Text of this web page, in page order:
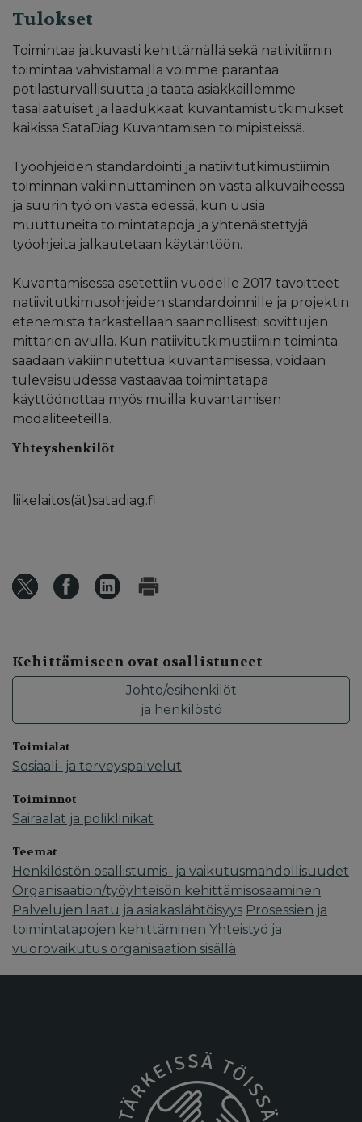
Tulokset
Toimintaa jatkuvasti kehittämällä sekä natiivitiimin
toimintaa vahvistamalla voimme parantaa
potilasturvallisuutta ja taata asiakkaillemme
tasalaatuiset ja laadukkaat kuvantamistutkimukset
kaikissa SataDiag Kuvantamisen toimipisteissä.
Työohjeiden standardointi ja natiivitutkimustiimin
toiminnan vakiinnuttaminen on vasta alkuvaiheessa
ja suurin työ on vasta edessä, kun uusia
muuttuneita toimintatapoja ja yhtenäistettyjä
työohjeita jalkautetaan käytäntöön.
Kuvantamisessa asetettiin vuodelle 2017 tavoitteet
natiivitutkimusohjeiden standardoinnille ja projektin
etenemistä tarkastellaan säännöllisesti sovittujen
mittarien avulla. Kun natiivitutkimustiimin toiminta
saadaan vakiinnutettua kuvantamisessa, voidaan
tulevaisuudessa vastaavaa toimintatapa
käyttöönottaa myös muilla kuvantamisen
modaliteeteillä.
Yhteyshenkilöt
liikelaitos(ät)satadiag.fi
Kehittämiseen ovat osallistuneet
Johto/esihenkilöt
ja henkilöstö
Toimialat
Sosiaali- ja terveyspalvelut
Toiminnot
Sairaalat ja poliklinikat
Teemat
Henkilöstön osallistumis- ja vaikutusmahdollisuudet
Organisaation/työyhteisön kehittämisosaaminen
Palvelujen laatu ja asiakaslähtöisyys Prosessien ja
toimintatapojen kehittäminen Yhteistyö ja
vuorovaikutus organisaation sisällä